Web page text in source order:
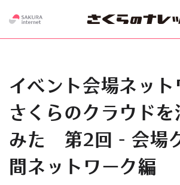
イベント会場ネット
さくらのクラウドを
みた 第2回 - 会場
間ネットワーク編